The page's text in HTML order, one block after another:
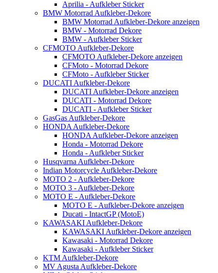
Aprilia - Aufkleber Sticker
BMW Motorrad Aufkleber-Dekore
BMW Motorrad Aufkleber-Dekore anzeigen
BMW - Motorrad Dekore
BMW - Aufkleber Sticker
CFMOTO Aufkleber-Dekore
CFMOTO Aufkleber-Dekore anzeigen
CFMoto - Motorrad Dekore
CFMoto - Aufkleber Sticker
DUCATI Aufkleber-Dekore
DUCATI Aufkleber-Dekore anzeigen
DUCATI - Motorrad Dekore
DUCATI - Aufkleber Sticker
GasGas Aufkleber-Dekore
HONDA Aufkleber-Dekore
HONDA Aufkleber-Dekore anzeigen
Honda - Motorrad Dekore
Honda - Aufkleber Sticker
Husqvarna Aufkleber-Dekore
Indian Motorcycle Aufkleber-Dekore
MOTO 2 - Aufkleber-Dekore
MOTO 3 - Aufkleber-Dekore
MOTO E - Aufkleber-Dekore
MOTO E - Aufkleber-Dekore anzeigen
Ducati - IntactGP (MotoE)
KAWASAKI Aufkleber-Dekore
KAWASAKI Aufkleber-Dekore anzeigen
Kawasaki - Motorrad Dekore
Kawasaki - Aufkleber Sticker
KTM Aufkleber-Dekore
MV Agusta Aufkleber-Dekore